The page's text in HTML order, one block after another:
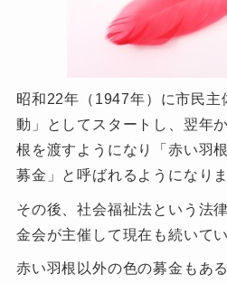
昭和22年（1947年）に市民主
動」としてスタートし、翌年
根を渡すようになり「赤い羽
募金」と呼ばれるようになりま
その後、社会福祉法という法
金会が主催して現在も続いてい
赤い羽根以外の色の募金もあ